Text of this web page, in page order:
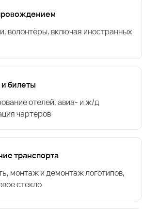
волонтёры, включая иностранных
билеты
отелей, авиа- и ж/д
чартеров
транспорта
монтаж и демонтаж логотипов,
стекло